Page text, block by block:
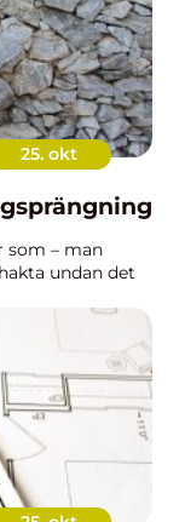
25. okt
som – man
undan det